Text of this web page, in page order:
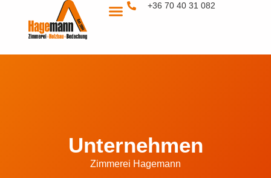
+36 70 40 31 082
Unternehmen
Zimmerei Hagemann